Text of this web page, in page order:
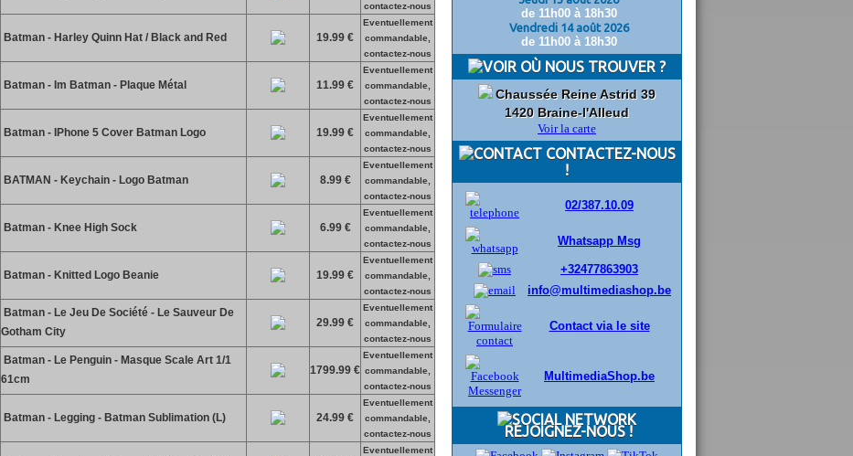
contactez-nous
Batman - Harley Quinn Hat / Black and Red 19.99 €
Eventuellement
commandable,
contactez-nous
Batman - Im Batman - Plaque Métal 11.99 €
Eventuellement
commandable,
contactez-nous
Batman - IPhone 5 Cover Batman Logo 19.99 €
Eventuellement
commandable,
contactez-nous
BATMAN - Keychain - Logo Batman 8.99 €
Eventuellement
commandable,
contactez-nous
Batman - Knee High Sock 6.99 €
Eventuellement
commandable,
contactez-nous
Batman - Knitted Logo Beanie 19.99 €
Eventuellement
commandable,
contactez-nous
Batman - Le Jeu De Société - Le Sauveur De
Gotham City
29.99 €
Eventuellement
commandable,
contactez-nous
Batman - Le Penguin - Masque Scale Art 1/1
61cm
1799.99 €
Eventuellement
commandable,
contactez-nous
Batman - Legging - Batman Sublimation (L) 24.99 €
Eventuellement
commandable,
contactez-nous
Eventuellement
de 11h00 à 18h30
Vendredi 14 août 2026
de 11h00 à 18h30
OÙ NOUS TROUVER ?
Chaussée Reine Astrid 39
1420 Braine-l'Alleud
Voir la carte
CONTACTEZ-NOUS
!
02/387.10.09
Whatsapp Msg
+32477863903
info@multimediashop.be
Contact via le site
MultimediaShop.be
REJOIGNEZ-NOUS !